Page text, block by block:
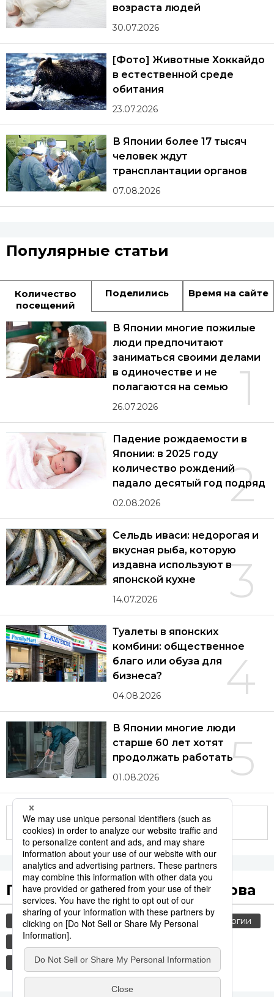
возраста людей
30.07.2026
[Фото] Животные Хоккайдо
в естественной среде
обитания
23.07.2026
В Японии более 17 тысяч
человек ждут
трансплантации органов
07.08.2026
Популярные статьи
Количество
посещений
Поделились Время на сайте
1
В Японии многие пожилые
люди предпочитают
заниматься своими делами
в одиночестве и не
полагаются на семью
26.07.2026
2
Падение рождаемости в
Японии: в 2025 году
количество рождений
падало десятый год подряд
02.08.2026
3
Сельдь иваси: недорогая и
вкусная рыба, которую
издавна используют в
японской кухне
14.07.2026
4
Туалеты в японских
комбини: общественное
благо или обуза для
бизнеса?
04.08.2026
5
В Японии многие люди
старше 60 лет хотят
продолжать работать
01.08.2026
Другие статьи по теме
Популярные поисковые слова
общество история jiji press
технологии
синкансэн
культура
россия шпионаж